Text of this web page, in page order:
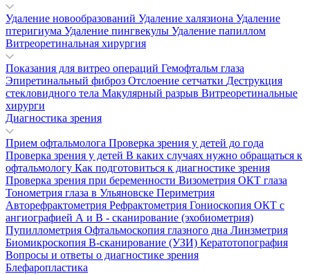
Удаление новообразований Удаление халязиона Удаление
птеригиума Удаление пингвекулы Удаление папиллом
Витреоретинальная хирургия
Показания для витрео операций Гемофтальм глаза
Эпиретинальный фиброз Отслоение сетчатки Деструкция
стекловидного тела Макулярный разрыв Витреоретинальные
хирурги
Диагностика зрения
Прием офтальмолога Проверка зрения у детей до года
Проверка зрения у детей В каких случаях нужно обращаться к
офтальмологу Как подготовиться к диагностике зрения
Проверка зрения при беременности Визометрия ОКТ глаза
Тонометрия глаза в Ульяновске Периметрия
Авторефрактометрия Рефрактометрия Гониоскопия ОКТ с
ангиографией А и В - сканирование (эхобиометрия)
Пупиллометрия Офтальмоскопия глазного дна Линзметрия
Биомикроскопия В-сканирование (УЗИ) Кератотопография
Вопросы и ответы о диагностике зрения
Блефаропластика